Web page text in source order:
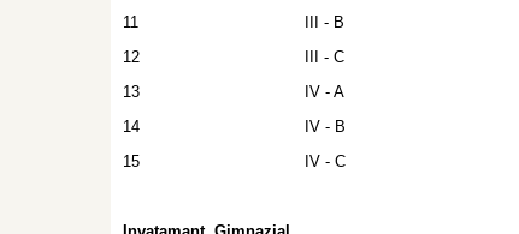
11
III - B
12
III - C
13
IV - A
14
IV - B
15
IV - C